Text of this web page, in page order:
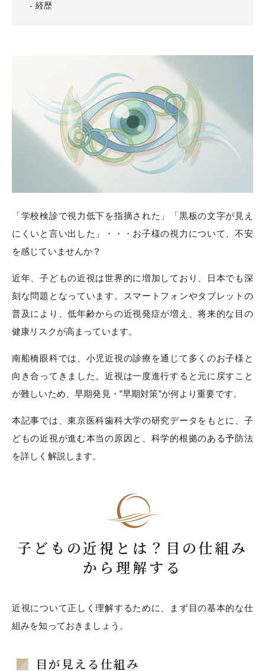
経歴
「学校検診で視力低下を指摘された」「黒板の文字が見え
にくいと言い出した」・・・お子様の視力について、不安
を感じていませんか？
近年、子どもの近視は世界的に増加しており、日本でも深
刻な問題となっています。スマートフォンやタブレットの
普及により、低年齢からの近視発症が増え、将来的な目の
健康リスクが高まっています。
南船橋眼科では、小児近視の診療を通じて多くのお子様と
向き合ってきました。近視は一度進行すると元に戻すこと
が難しいため、早期発見・ ”早期対策”が何より重要です。
本記事では、東京医科歯科大学の研究データをもとに、子
どもの近視が進む本当の原因と、科学的根拠のある予防法
を詳しく解説します。
子どもの近視とは？目の仕組み
から理解する
近視について正しく理解するために、まず目の基本的な仕
組みを知っておきましょう。
目が見える仕組み